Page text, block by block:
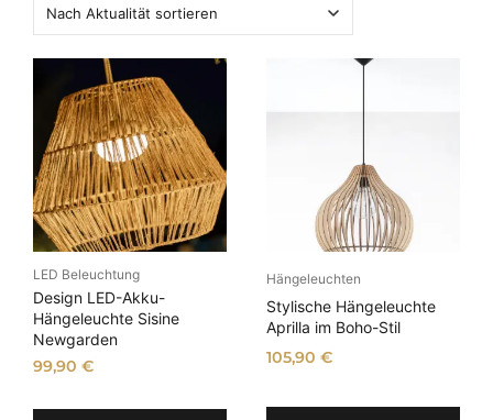
s
o
r
i
LED Beleuchtung
Design LED-Akku-
Hängeleuchte Sisine
Newgarden
99,90€
Hängeleuchten
Stylische Hängeleuchte
Aprilla im Boho-Stil
105,90 €